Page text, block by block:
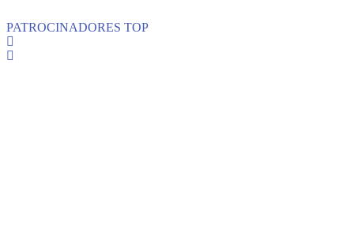
PATROCINADORES TOP